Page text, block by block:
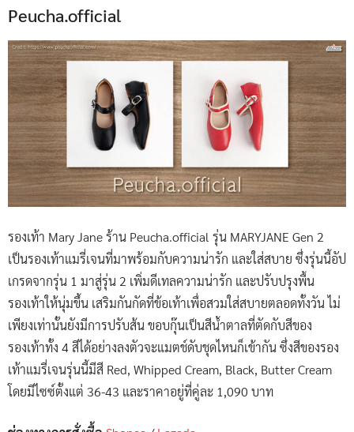
Peucha.official
รองเท้า Mary Jane ร้าน Peucha.official รุ่น MARYJANE Gen 2
เป็นรองเท้าแมรี่เจนที่มาพร้อมกับความน่ารัก และใส่สบาย ซึ่งรุ่นนี้อัป
เกรดจากรุ่น 1 มาสู่รุ่น 2 เพิ่มดีเทลความน่ารัก และปรับปรุงพื้น
รองเท้าให้นุ่มขึ้น เสริมกันกัดที่ข้อเท้าเพื่อสวมใส่สบายตลอดทั้งวัน ไม่
เพียงเท่านั้นยังมีการปรับส้น ขอบกุ๊นเป็นสีน้ำตาลที่ตัดกับสีของ
รองเท้าทั้ง 4 สีได้อย่างลงตัวจะแมตช์ดับชุดไหนก็เข้ากัน ซึ่งสีของรอง
เท้าแมรี่เจนรุ่นนี้มีสี Red, Whipped Cream, Black, Butter Cream
โดยมีไซซ์ตั้งแต่ 36-43 และราคาอยู่ที่คู่ละ 1,090 บาท